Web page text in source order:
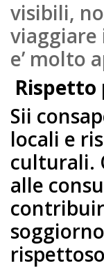
visibili,
viaggiare
e’ molto
Rispetto
Sii
locali e
culturali.
alle